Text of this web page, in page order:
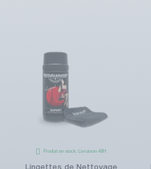
Produit en stock. Livraison 48H
Lingettes de Nettoyage